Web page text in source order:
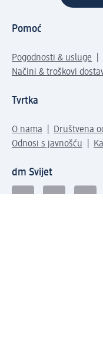
Pomoć
Pogodnosti & usluge
Načini & troškovi
Tvrtka
O nama Društvena
Odnosi s javnošću
dm Svijet